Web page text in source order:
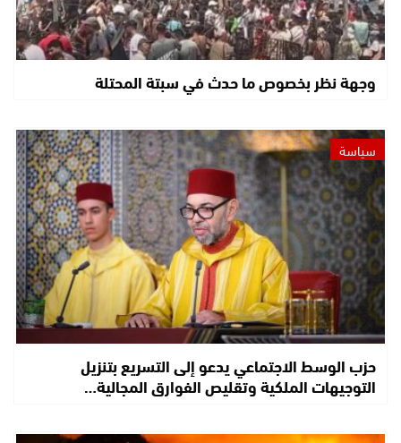
وجهة نظر بخصوص ما حدث في سبتة المحتلة
سياسة
حزب الوسط الاجتماعي يدعو إلى التسريع بتنزيل
التوجيهات الملكية وتقليص الفوارق المجالية…